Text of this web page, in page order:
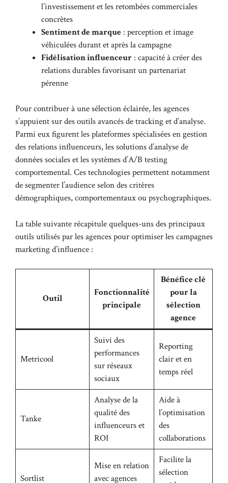
l’investissement et les retombées commerciales
concrètes
Sentiment de marque : perception et image
véhiculées durant et après la campagne
Fidélisation influenceur : capacité à créer des
relations durables favorisant un partenariat
pérenne
Pour contribuer à une sélection éclairée, les agences
s’appuient sur des outils avancés de tracking et d’analyse.
Parmi eux figurent les plateformes spécialisées en gestion
des relations influenceurs, les solutions d’analyse de
données sociales et les systèmes d’A/B testing
comportemental. Ces technologies permettent notamment
de segmenter l’audience selon des critères
démographiques, comportementaux ou psychographiques.
La table suivante récapitule quelques-uns des principaux
outils utilisés par les agences pour optimiser les campagnes
marketing d’influence :
Outil
Fonctionnalité
principale
Bénéfice clé
pour la
sélection
agence
Metricool
Suivi des
performances
sur réseaux
sociaux
Reporting
clair et en
temps réel
Tanke
Analyse de la
qualité des
influenceurs et
ROI
Aide à
l’optimisation
des
collaborations
Sortlist
Mise en relation
avec agences
Facilite la
sélection